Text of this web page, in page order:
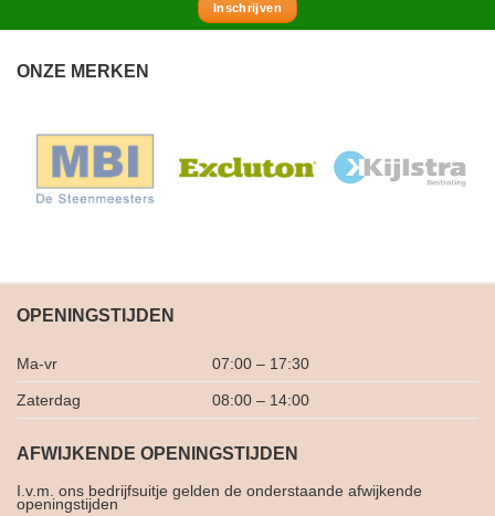
Inschrijven
ONZE MERKEN
OPENINGSTIJDEN
Ma-vr 07:00 – 17:30
Zaterdag 08:00 – 14:00
AFWIJKENDE OPENINGSTIJDEN
I.v.m. ons bedrijfsuitje gelden de onderstaande afwijkende
openingstijden